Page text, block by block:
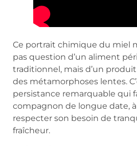
Ce portrait chimique du miel
pas question d’un aliment
traditionnel, mais d’un
des métamorphoses lentes.
persistance remarquable qui
compagnon de longue date,
respecter son besoin de
fraîcheur.